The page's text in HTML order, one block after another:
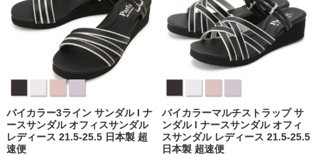
バイカラー3ライン サンダル l ナ
ースサンダル オフィスサンダル
レディース 21.5-25.5 日本製 超
速便
バイカラーマルチストラップ サ
ンダル l ナースサンダル オフィ
スサンダル レディース 21.5-25.5
日本製 超速便